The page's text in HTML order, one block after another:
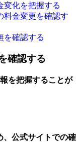
化を把握する
金変更を確認す
を確認する
確認する
を把握することが
、公式サイトでの確